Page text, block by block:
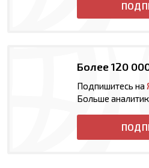
Более 120
Подпишитесь на
Больше